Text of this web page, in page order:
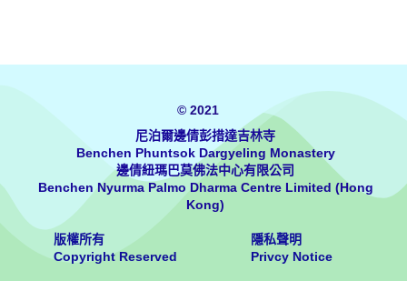
© 2021
尼泊爾邊倩彭措達吉林寺
Benchen Phuntsok Dargyeling Monastery
邊倩紐瑪巴莫佛法中心有限公司
Benchen Nyurma Palmo Dharma Centre Limited (Hong
Kong)
版權所有
Copyright Reserved
隱私聲明
Privcy Notice